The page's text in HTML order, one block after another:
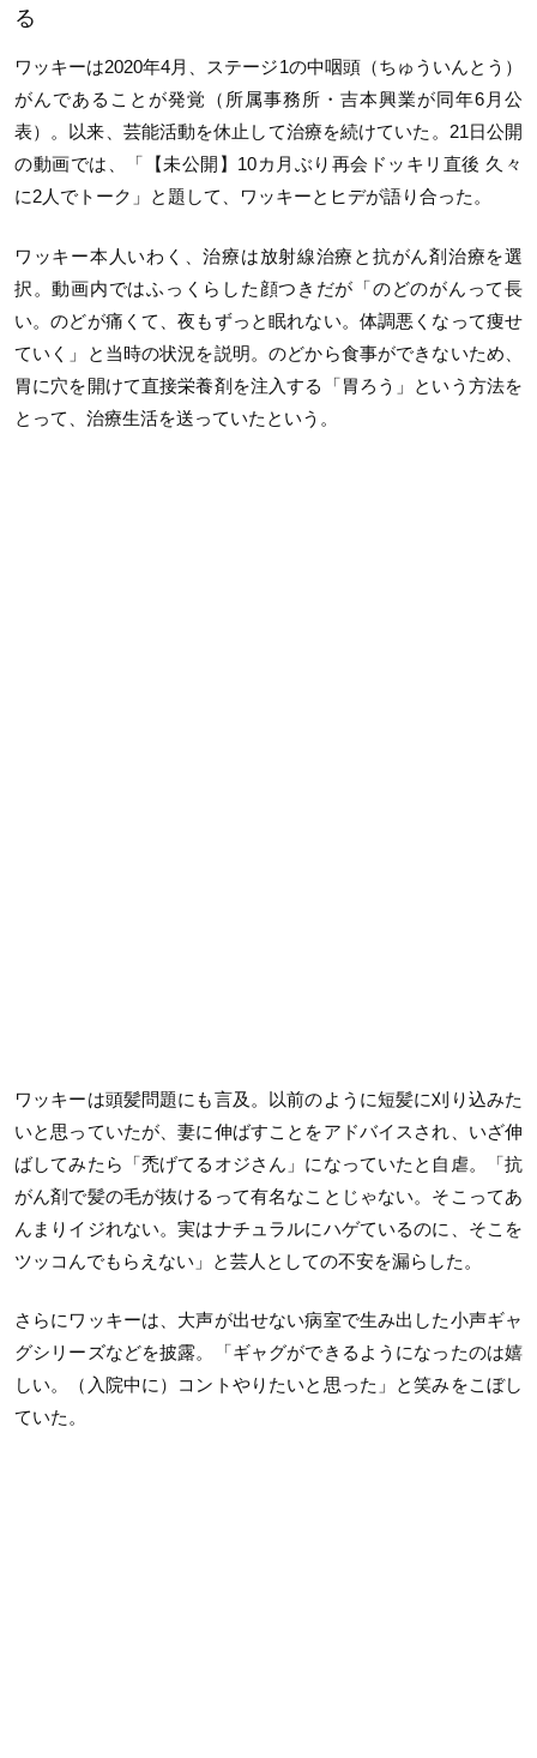
る
ワッキーは2020年4月、ステージ1の中咽頭（ちゅういんとう）
がんであることが発覚（所属事務所・吉本興業が同年6月公
表）。以来、芸能活動を休止して治療を続けていた。21日公開
の動画では、「【未公開】10カ月ぶり再会ドッキリ直後 久々
に2人でトーク」と題して、ワッキーとヒデが語り合った。
ワッキー本人いわく、治療は放射線治療と抗がん剤治療を選
択。動画内ではふっくらした顔つきだが「のどのがんって長
い。のどが痛くて、夜もずっと眠れない。体調悪くなって痩せ
ていく」と当時の状況を説明。のどから食事ができないため、
胃に穴を開けて直接栄養剤を注入する「胃ろう」という方法を
とって、治療生活を送っていたという。
ワッキーは頭髪問題にも言及。以前のように短髪に刈り込みた
いと思っていたが、妻に伸ばすことをアドバイスされ、いざ伸
ばしてみたら「禿げてるオジさん」になっていたと自虐。「抗
がん剤で髪の毛が抜けるって有名なことじゃない。そこってあ
んまりイジれない。実はナチュラルにハゲているのに、そこを
ツッコんでもらえない」と芸人としての不安を漏らした。
さらにワッキーは、大声が出せない病室で生み出した小声ギャ
グシリーズなどを披露。「ギャグができるようになったのは嬉
しい。（入院中に）コントやりたいと思った」と笑みをこぼし
ていた。